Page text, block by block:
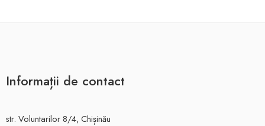
Informații de contact
str. Voluntarilor 8/4, Chișinău